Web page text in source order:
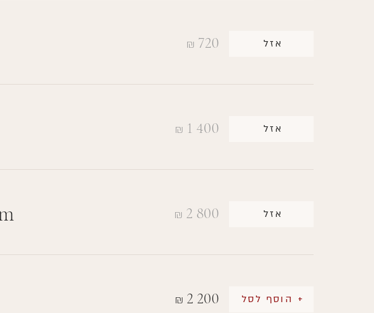
₪ 720 אזל
₪ 1 400 אזל
₪ 2 800 אזל
₪ 2 200 + הוסף לסל